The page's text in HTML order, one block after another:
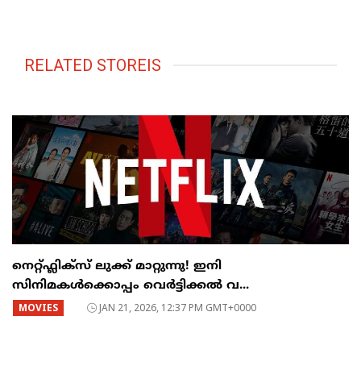
RELATED STOREIS
നെറ്റ്ഫ്ലിക്സ് ലുക്ക് മാറ്റുന്നു! ഇനി
സിനിമകൾക്കൊപ്പം വെർട്ടിക്കൽ വ...
MOVIES JAN 21, 2026, 12:37 PM GMT+0000